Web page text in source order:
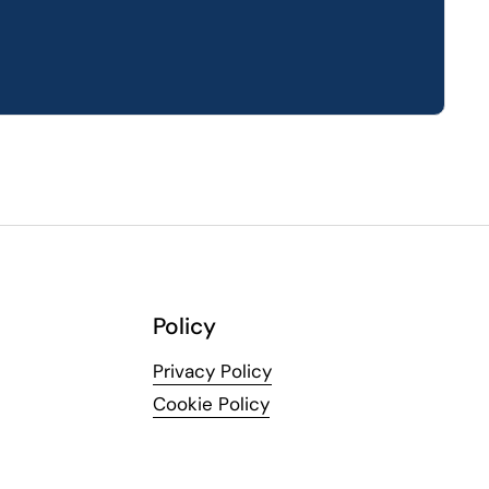
Policy
Privacy Policy
Cookie Policy